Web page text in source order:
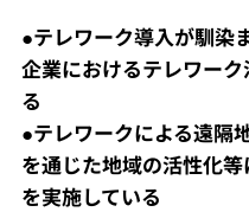
●テレワーク導入が馴染
企業におけるテレワー
る
●テレワークによる遠隔
を通じた地域の活性化
を実施している